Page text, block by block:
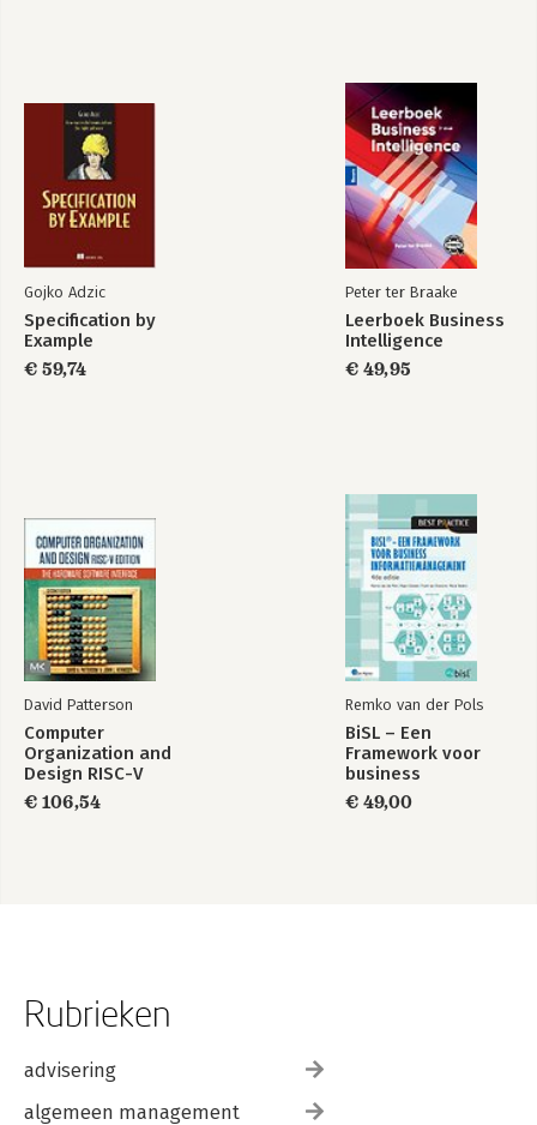
Gojko Adzic
Specification by
Example
€ 59,74
Peter ter Braake
Leerboek Business
Intelligence
€ 49,95
David Patterson
Computer
Organization and
Design RISC-V
Edition
€ 106,54
Remko van der Pols
BiSL – Een
Framework voor
business
€ 49,00
Rubrieken
advisering
algemeen management